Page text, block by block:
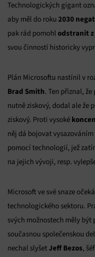
Technologických gigant
aby měl do roku 2030
pak rád pomohl odstranit
svou činností historicky
Plán Microsoftu nastínil v
Brad Smith. Ten přiznal,
nutně ziskový, dodal ale že
ziskový. Proti vysoké
něj dá bojovat
pomocí technologií, jež
na jejich vývoji, resp.
Microsoft ve své snaze
technologického sektoru.
svých možnostech měly
současnou společenskou
nechal slyšetJeff Bezos,